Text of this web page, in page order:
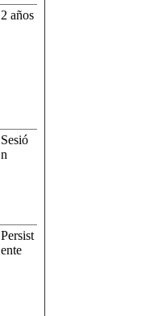
2 años
Sesió
n
Persist
ente